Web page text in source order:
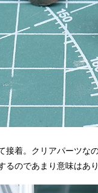
着。クリアパーツなの
るのであまり意味はあ